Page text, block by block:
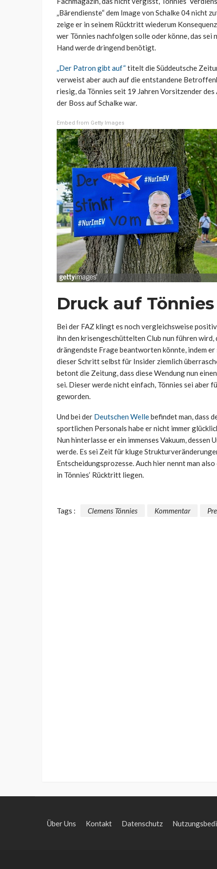
„Bärendienste“ dem Image von Schalke 04 nicht
zeige er in seinem Rücktritt wiederum
wer Tönnies nachfolgen solle oder könne, das sei
Hand werde dringend benötigt.
„Der Patron gibt auf“titelt die Süddeutsche
verweist aber auch auf die entstandene
riesig, da Tönnies seit 19 Jahren Vorsitzender
der Boss auf Schalke war.
Embed from Getty Images
Druck auf
Bei der FAZ klingt es noch vergleichsweise
ihn den krisengeschüttelten Club nun führen
drängendste Frage beantworten könnte, indem
dieser Schritt selbst für Insider ziemlich
betont die Zeitung, dass diese Wendung nun
sei. Dieser werde nicht einfach, Tönnies sei aber
geworden.
Und bei der Deutschen Wellebefindet man, dass
sportlichen Personals habe er nicht immer
Nun hinterlasse er ein immenses Vakuum,
werde. Es sei Zeit für kluge
Entscheidungsprozesse. Auch hier nennt man
in Tönnies‘ Rücktritt liegen.
Tags : Clemens Tönnies Kommentar
Über Uns Kontakt Datenschutz